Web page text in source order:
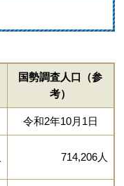
国勢調査人口（参
考）
令和2年10月1日
714,206人